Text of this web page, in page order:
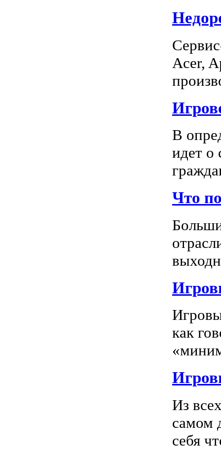
Acer,
В
идет о
Что
как
Из
самом
себя